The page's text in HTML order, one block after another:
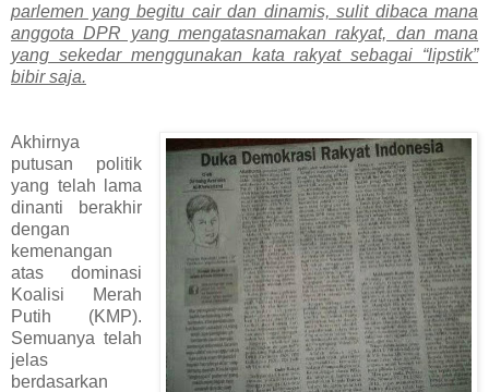
parlemen yang begitu cair dan dinamis, sulit dibaca mana
anggota DPR yang mengatasnamakan rakyat, dan mana
yang sekedar menggunakan kata rakyat sebagai “lipstik”
bibir saja.
Akhirnya
putusan politik
yang telah lama
dinanti berakhir
dengan
kemenangan
atas dominasi
Koalisi Merah
Putih (KMP).
Semuanya telah
jelas
berdasarkan